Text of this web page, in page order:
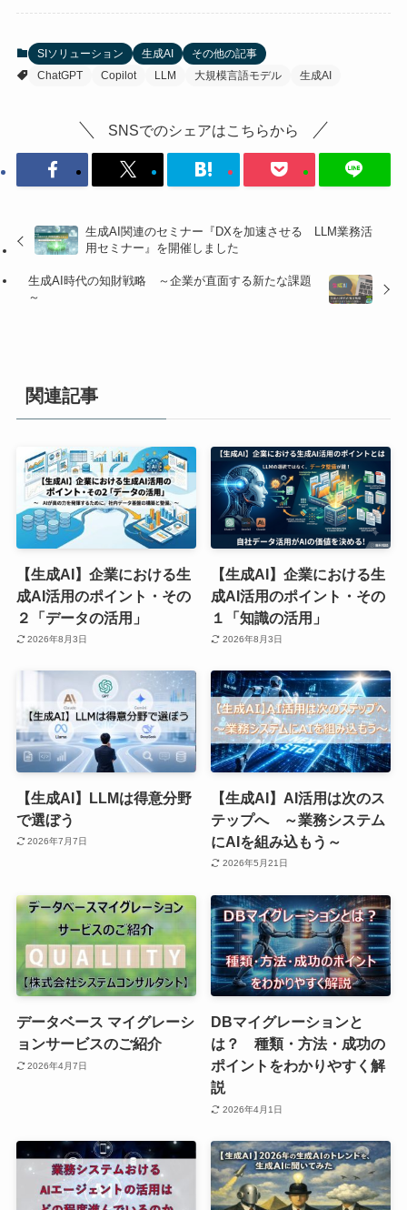
SIソリューション 生成AI
その他の記事
ChatGPT
Copilot LLM 大規模言語モデル 生成AI
SNSでのシェアはこちらから
生成AI関連のセミナー『DXを加速させる LLM業務活
用セミナー』を開催しました
生成AI時代の知財戦略 ～企業が直面する新たな課題
～
関連記事
【生成AI】企業における生
成AI活用のポイント・その
２「データの活用」
2026年8月3日
【生成AI】企業における生
成AI活用のポイント・その
１「知識の活用」
2026年8月3日
【生成AI】LLMは得意分野
で選ぼう
2026年7月7日
【生成AI】AI活用は次のス
テップへ ～業務システム
にAIを組み込もう～
2026年5月21日
データベース マイグレーシ
ョンサービスのご紹介
2026年4月7日
DBマイグレーションと
は？ 種類・方法・成功の
ポイントをわかりやすく解
説
2026年4月1日